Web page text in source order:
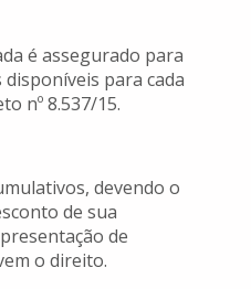
é assegurado para
para cada
nº 8.537/15.
devendo o
de sua
de
o direito.